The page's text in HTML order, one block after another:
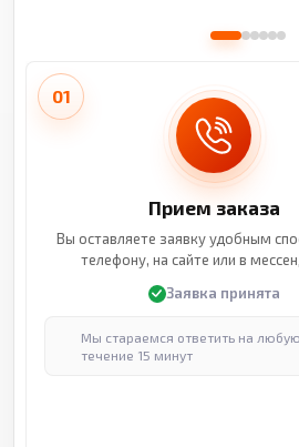
01
Прием заказа
Вы оставляете заявку удобным
телефону, на сайте или в
Заявка принята
Мы стараемся ответить на
течение 15 минут